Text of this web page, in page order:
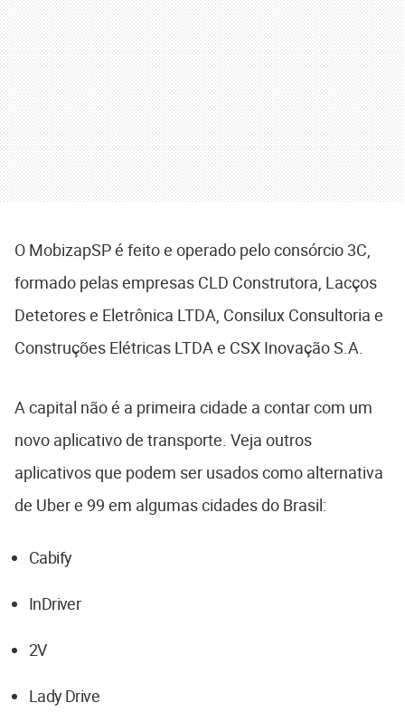
O MobizapSP é feito e operado pelo consórcio 3C,
formado pelas empresas CLD Construtora, Lacços
Detetores e Eletrônica LTDA, Consilux Consultoria e
Construções Elétricas LTDA e CSX Inovação S.A.
A capital não é a primeira cidade a contar com um
novo aplicativo de transporte. Veja outros
aplicativos que podem ser usados como alternativa
de Uber e 99 em algumas cidades do Brasil:
Cabify
InDriver
2V
Lady Drive